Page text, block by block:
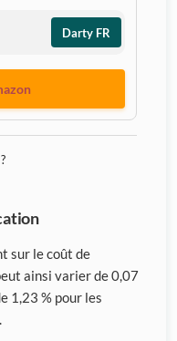
Darty FR
sur le coût de
ainsi varier de 0,07
1,23 % pour les